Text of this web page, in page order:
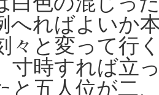
へればよいか
々と変って行
寸時すれば立
と五人位が二